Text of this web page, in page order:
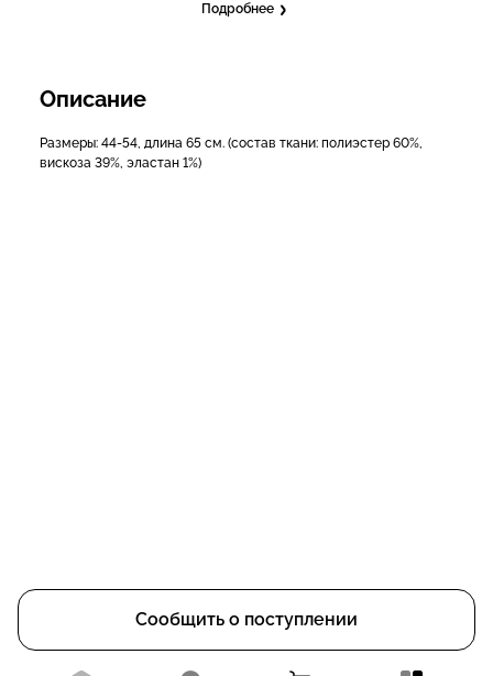
Подробнее
Описание
Размеры: 44-54, длина 65 см. (состав ткани: полиэстер 60%,
вискоза 39%, эластан 1%)
Сообщить о поступлении